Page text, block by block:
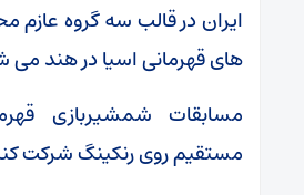
ایران در قالب سه گروه عازم
های قهرمانی اسیا در هند می
مسابقات شمشیربازی
مستقیم روی رنکینگ شرکت